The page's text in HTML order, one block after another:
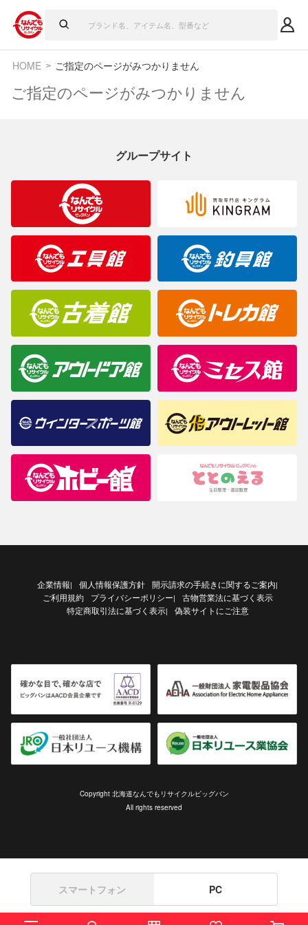
HOME ご指定のページがみつかりません
ご指定のページがみつかりません
グループサイト
企業情報| 個人情報保護方針 開示請求の手続きに関するご案内|
ご利用規約 プライバシーポリシー|
古物営業法に基づく表示
特定商取引法に基づく表示| 偽装サイトにご注意
Copyright 北海道なんでもリサイクルビッグバン
All rights reserved
スマートフォン PC